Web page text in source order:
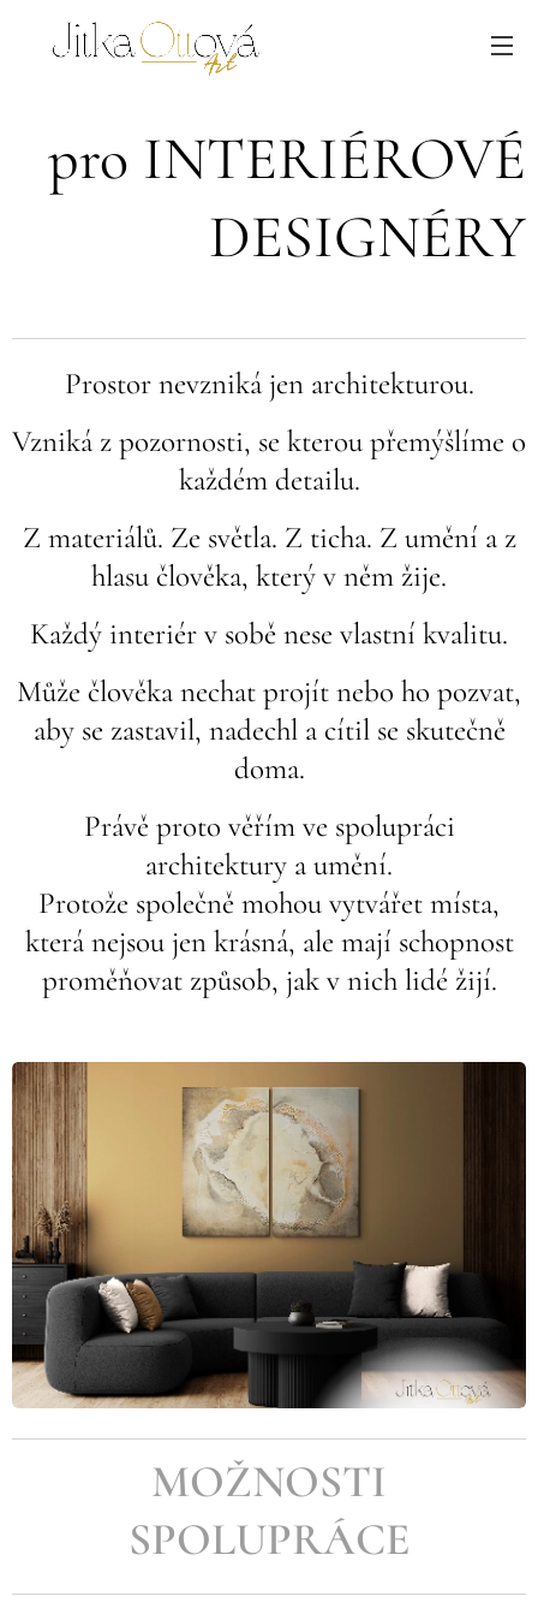
pro INTERIÉROVÉ
DESIGNÉRY
Prostor nevzniká jen architekturou.
Vzniká z pozornosti, se kterou přemýšlíme o
každém detailu.
Z materiálů. Ze světla. Z ticha. Z umění a z
hlasu člověka, který v něm žije.
Každý interiér v sobě nese vlastní kvalitu.
Může člověka nechat projít nebo ho pozvat,
aby se zastavil, nadechl a cítil se skutečně
doma.
Právě proto věřím ve spolupráci
architektury a umění.
Protože společně mohou vytvářet místa,
která nejsou jen krásná, ale mají schopnost
proměňovat způsob, jak v nich lidé žijí.
MOŽNOSTI
SPOLUPRÁCE